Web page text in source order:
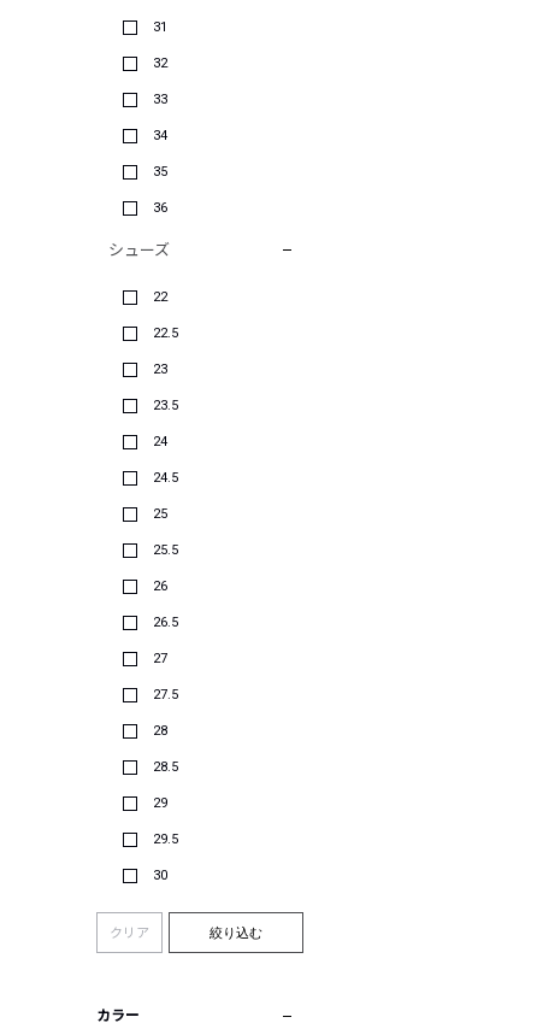
31
32
33
34
35
36
シューズ
22
22.5
23
23.5
24
24.5
25
25.5
26
26.5
27
27.5
28
28.5
29
29.5
30
クリア 絞り込む
カラー